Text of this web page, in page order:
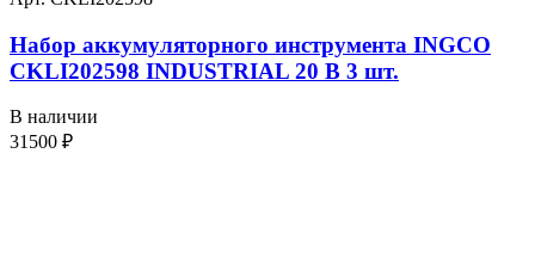
Набор аккумуляторного инструмента INGCO
CKLI202598 INDUSTRIAL 20 В 3 шт.
В наличии
31500 ₽